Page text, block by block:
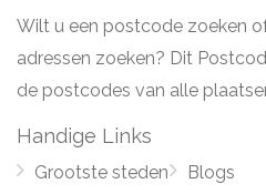
Wilt u een postcode zoeken
adressen zoeken? Dit
de postcodes van alle
Handige Links
Grootste steden
Blogs